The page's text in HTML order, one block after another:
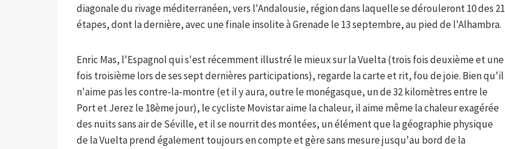
diagonale du rivage méditerranéen, vers l'Andalousie, région dans laquelle se dérouleront 10 des 21
étapes, dont la dernière, avec une finale insolite à Grenade le 13 septembre, au pied de l'Alhambra.
Enric Mas, l'Espagnol qui s'est récemment illustré le mieux sur la Vuelta (trois fois deuxième et une
fois troisième lors de ses sept dernières participations), regarde la carte et rit, fou de joie. Bien qu'il
n'aime pas les contre-la-montre (et il y aura, outre le monégasque, un de 32 kilomètres entre le
Port et Jerez le 18ème jour), le cycliste Movistar aime la chaleur, il aime même la chaleur exagérée
des nuits sans air de Séville, et il se nourrit des montées, un élément que la géographie physique
de la Vuelta prend également toujours en compte et gère sans mesure jusqu'au bord de la